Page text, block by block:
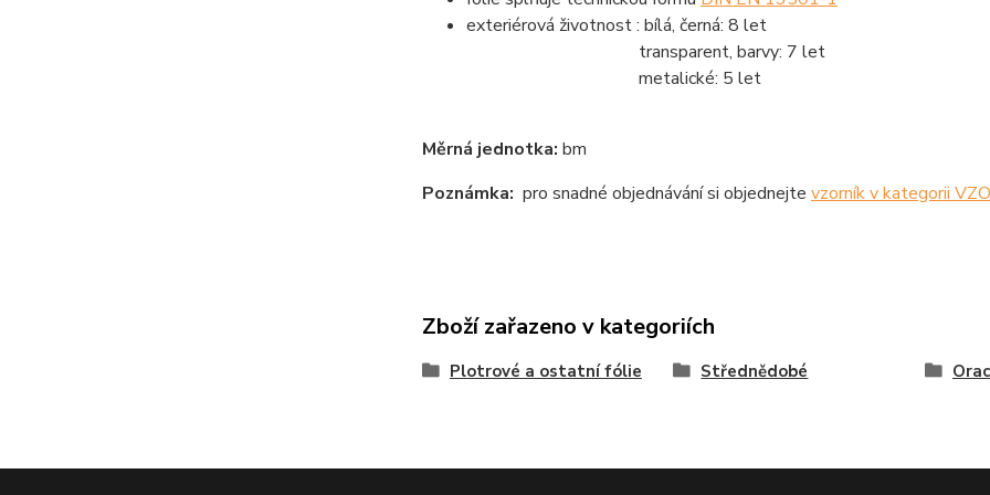
exteriérová životnost : bílá, černá: 8 let
transparent, barvy: 7 let
metalické: 5 let
Měrná jednotka: bm
Poznámka: pro snadné objednávání si objednejte vzorník v kategorii
Zboží zařazeno v kategoriích
Plotrové a ostatní fólie Střednědobé